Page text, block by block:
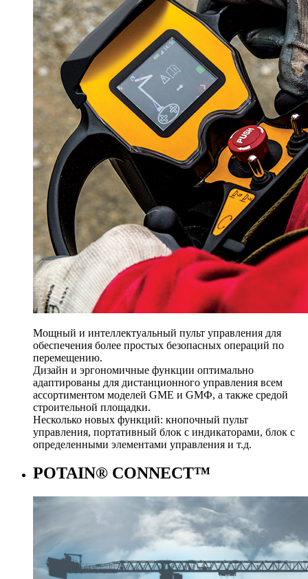
Мощный и интеллектуальный пульт управления для
обеспечения более простых безопасных операций по
перемещению.
Дизайн и эргономичные функции оптимально
адаптированы для дистанционного управления всем
ассортиментом моделей GME и GMФ, а также средой
строительной площадки.
Несколько новых функций: кнопочный пульт
управления, портативный блок с индикаторами, блок с
определенными элементами управления и т.д.
POTAIN® CONNECT™